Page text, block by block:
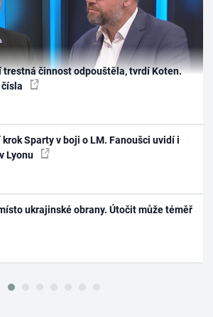
trestná činnost odpouštěla, tvrdí Koten.
Sparty v boji o LM. Fanoušci uvidí i
Lyonu
ukrajinské obrany. Útočit může téměř